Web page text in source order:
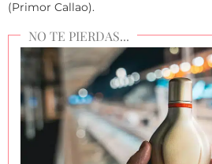
(Primor Callao).